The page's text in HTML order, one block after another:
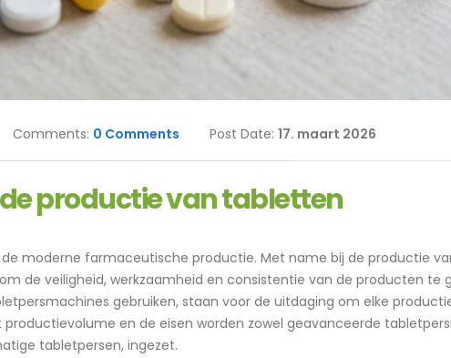
Comments: 0 Comments Post Date: 17. maart 2026
productie van tabletten
moderne farmaceutische productie. Met name bij de productie
de veiligheid, werkzaamheid en consistentie van de producten te
gebruiken, staan ​​voor de uitdaging om elke
en de eisen worden zowel geavanceerde
tabletpersen, ingezet.